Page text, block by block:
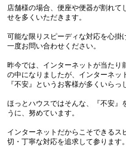
店舗様の場合、便座や便器が割れて
せを多くいただきます。
可能な限りスピーディな対応を心掛
一度お問い合わせください。
昨今では、インターネットが当たり
の中になりましたが、インターネッ
『不安』というお客様が多くいらっ
ほっとハウスではそんな、『不安』
うに、努めています。
インターネットだからこそできるス
切・丁寧な対応を追求して参ります